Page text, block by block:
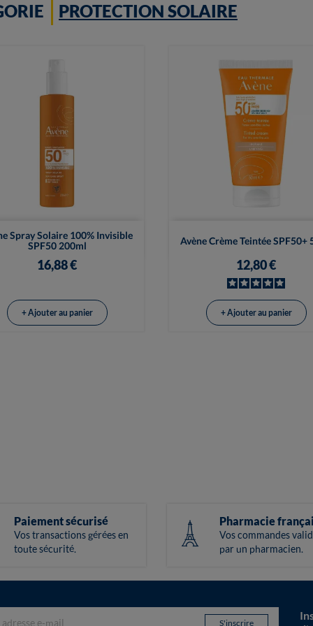
PROTECTION SOLAIRE
Spray Solaire 100% Invisible
SPF50 200ml
16,88 €
Vue rapide
+ Ajouter au panier
Avène Crème Teintée SPF50+
12,80 €
 Vue rapide
+ Ajouter au panier
Paiement sécurisé
Vos transactions gérées en
toute sécurité.
Pharmacie
Vos commandes
par un pharmacien.